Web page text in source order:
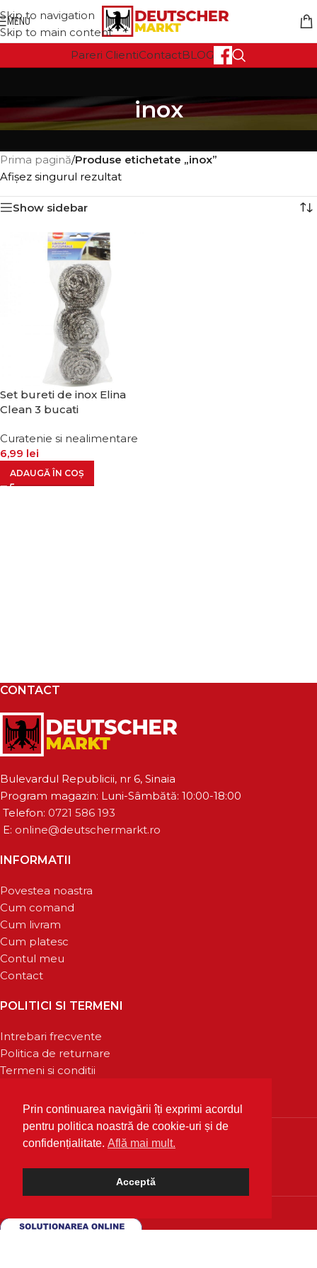
Prin continuarea navigării îți exprimi acordul
pentru politica noastră de cookie-uri și de
confidențialitate. Află mai mult.
Acceptă
Skip to navigation
Skip to main content
MENU
Pareri ClientiContactBLOG
inox
Prima pagină/Produse etichetate „inox”
Afișez singurul rezultat
Show sidebar
Set bureti de inox Elina
Clean 3 bucati
Curatenie si nealimentare
6,99 lei
ADAUGĂ ÎN COȘ
CONTACT
Bulevardul Republicii, nr 6, Sinaia
Program magazin: Luni-Sâmbătă: 10:00-18:00
Telefon: 0721 586 193
E: online@deutschermarkt.ro
INFORMATII
Povestea noastra
Cum comand
Cum livram
Cum platesc
Contul meu
Contact
POLITICI SI TERMENI
Intrebari frecvente
Politica de returnare
Termeni si conditii